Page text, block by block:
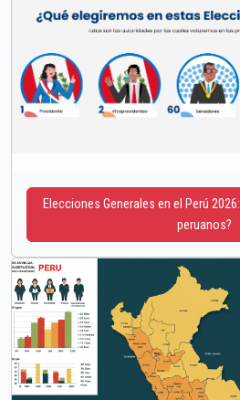
Elecciones Generales en el Perú
peruanos?